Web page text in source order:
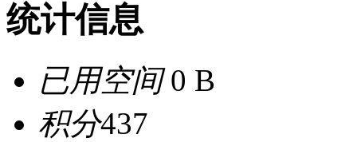
统计信息
已用空间0 B
积分437